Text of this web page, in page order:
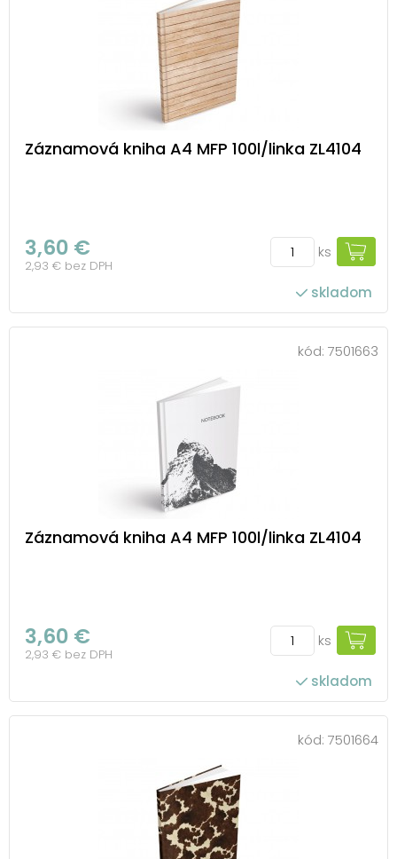
Záznamová kniha A4 MFP 100l/linka ZL4104
3,60 €
2,93 € bez DPH
ks
skladom
kód: 7501663
Záznamová kniha A4 MFP 100l/linka ZL4104
3,60 €
2,93 € bez DPH
ks
skladom
kód: 7501664